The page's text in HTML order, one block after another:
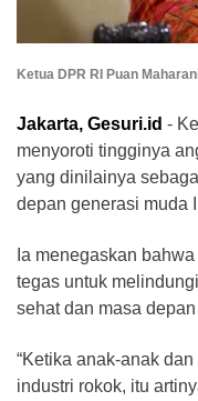
Ketua DPR RI Puan
Jakarta, Gesuri.id -
menyoroti tingginya
yang dinilainya
depan generasi muda
Ia menegaskan
tegas untuk
sehat dan masa
“Ketika anak-anak
industri rokok, itu